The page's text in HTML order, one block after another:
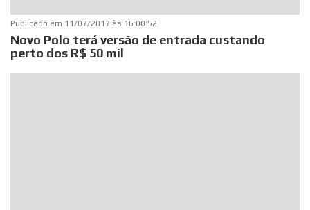
Publicado em 11/07/2017 às 16:00:52
Novo Polo terá versão de entrada custando
perto dos R$ 50 mil